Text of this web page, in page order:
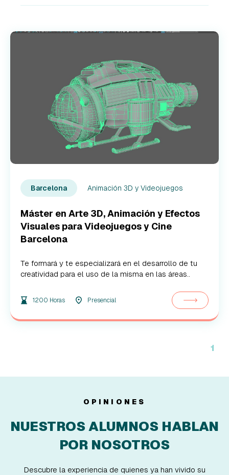
Barcelona Animación 3D y Videojuegos
Máster en Arte 3D, Animación y Efectos
Visuales para Videojuegos y Cine
Barcelona
Te formará y te especializará en el desarrollo de tu
creatividad para el uso de la misma en las áreas..
1200 Horas Presencial
1
OPINIONES
NUESTROS ALUMNOS HABLAN
POR NOSOTROS
Descubre la experiencia de quienes ya han vivido su